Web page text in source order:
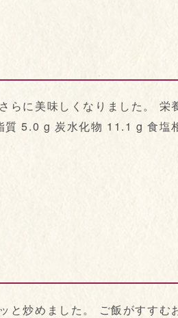
らに美味しくなりました。 栄
5.0 g 炭水化物 11.1 g 食塩
と炒めました。 ご飯がすすむ